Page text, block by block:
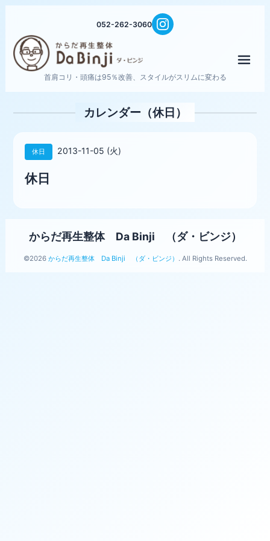
052-262-3060
首肩コリ・頭痛は95％改善、スタイルがスリムに変わる
カレンダー（休日）
休日 2013-11-05 (火)
休日
からだ再生整体 Da Binji （ダ・ビンジ）
©2026 からだ再生整体 Da Binji （ダ・ビンジ） . All Rights Reserved.